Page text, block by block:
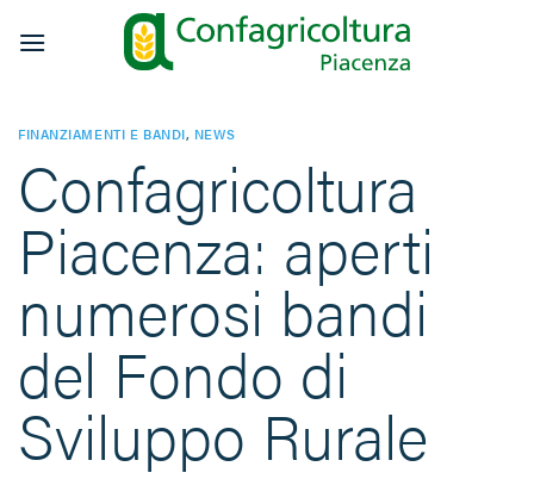
FINANZIAMENTI E BANDI, NEWS
Confagricoltura
Piacenza: aperti
numerosi bandi
del Fondo di
Sviluppo Rurale